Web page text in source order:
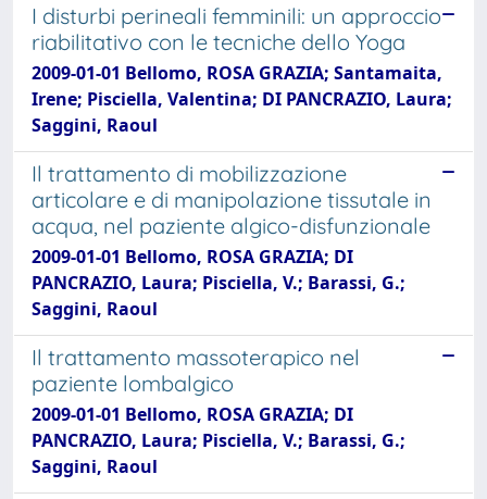
I disturbi perineali femminili: un approccio
riabilitativo con le tecniche dello Yoga
2009-01-01 Bellomo, ROSA GRAZIA; Santamaita,
Irene; Pisciella, Valentina; DI PANCRAZIO, Laura;
Saggini, Raoul
Il trattamento di mobilizzazione
articolare e di manipolazione tissutale in
acqua, nel paziente algico-disfunzionale
2009-01-01 Bellomo, ROSA GRAZIA; DI
PANCRAZIO, Laura; Pisciella, V.; Barassi, G.;
Saggini, Raoul
Il trattamento massoterapico nel
paziente lombalgico
2009-01-01 Bellomo, ROSA GRAZIA; DI
PANCRAZIO, Laura; Pisciella, V.; Barassi, G.;
Saggini, Raoul